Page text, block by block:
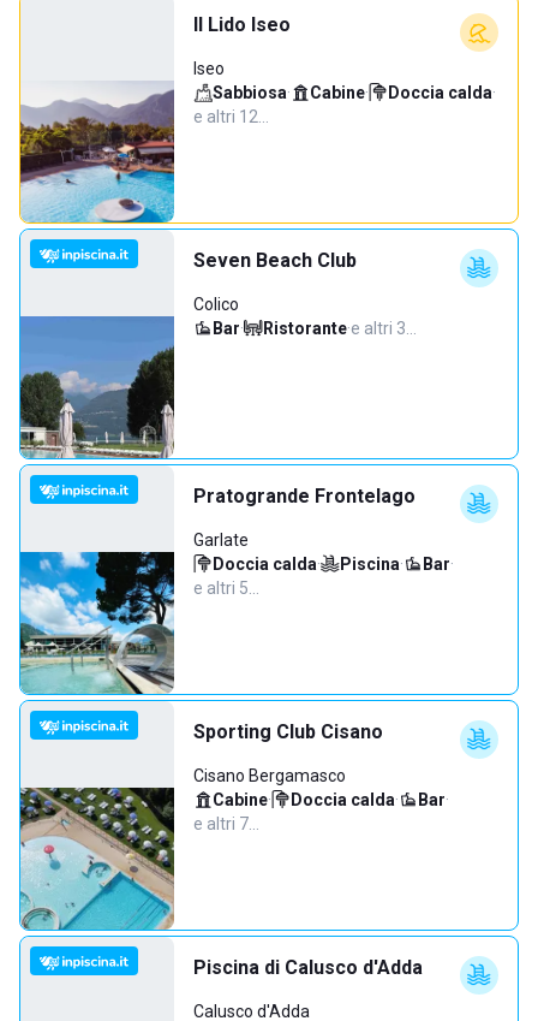
Il Lido Iseo
Iseo
Sabbiosa· Cabine· Doccia calda·
e altri 12…
Seven Beach Club
Colico
Bar· Ristorante·e altri 3…
Pratogrande Frontelago
Garlate
Doccia calda· Piscina· Bar·
e altri 5…
Sporting Club Cisano
Cisano Bergamasco
Cabine· Doccia calda· Bar·
e altri 7…
Piscina di Calusco d'Adda
Calusco d'Adda